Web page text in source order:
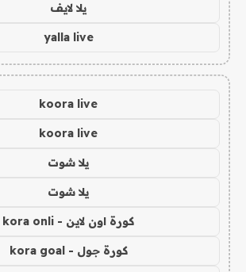
يلا لايف
yalla live
koora live
koora live
يلا شوت
يلا شوت
كورة اون لاين - kora onli
كورة جول - kora goal